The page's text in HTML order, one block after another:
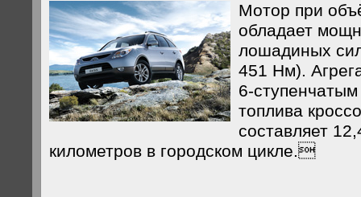
Мотор при
обладает
лошадиных
451 Нм).
6-
топлива
составляет
километров в городском цикле.